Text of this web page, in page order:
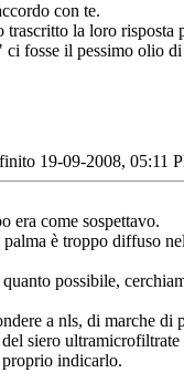
con te.
trascritto la loro risposta
ci fosse il pessimo olio
19-09-2008, 05:11
era come sospettavo.
è troppo diffuso
possibile,
a nls, di marche di
siero ultramicrofiltrate
indicarlo.